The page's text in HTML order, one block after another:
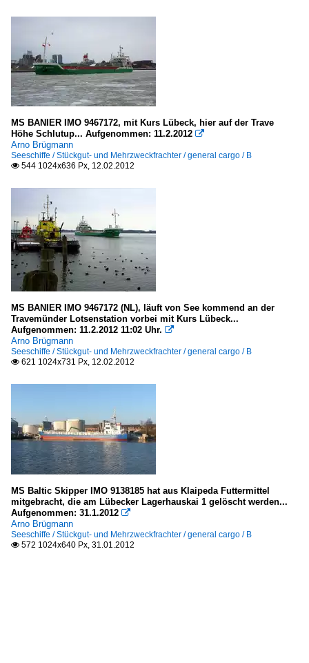
MS BANIER IMO 9467172, mit Kurs Lübeck, hier auf der Trave
Höhe Schlutup... Aufgenommen: 11.2.2012 
Arno Brügmann
Seeschiffe / Stückgut- und Mehrzweckfrachter / general cargo / B
 544 1024x636 Px, 12.02.2012
MS BANIER IMO 9467172 (NL), läuft von See kommend an der
Travemünder Lotsenstation vorbei mit Kurs Lübeck...
Aufgenommen: 11.2.2012 11:02 Uhr. 
Arno Brügmann
Seeschiffe / Stückgut- und Mehrzweckfrachter / general cargo / B
 621 1024x731 Px, 12.02.2012
MS Baltic Skipper IMO 9138185 hat aus Klaipeda Futtermittel
mitgebracht, die am Lübecker Lagerhauskai 1 gelöscht werden...
Aufgenommen: 31.1.2012 
Arno Brügmann
Seeschiffe / Stückgut- und Mehrzweckfrachter / general cargo / B
 572 1024x640 Px, 31.01.2012